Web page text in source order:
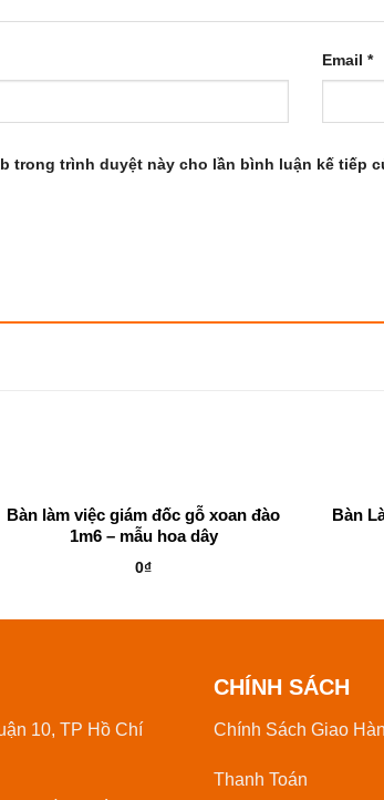
Email *
trong trình duyệt này cho lần bình luận kế tiếp
Bàn làm việc giám đốc gỗ xoan đào
1m6 – mẫu hoa dây
0₫
Bàn
10, TP Hồ Chí
CHÍNH SÁCH
Chính Sách Giao
Thanh Toán